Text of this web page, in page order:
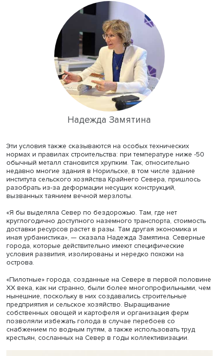
идентифицировать по одному признаку, как и
Речь идет не о климатических или природных
формально очерченной территории Арктической зоны
не везде есть вечная мерзлота или суровые морозы.
Некоторые ученые определяют Север как зону
не случайно в 1970-е гг. обсуждалось, что в некоторых
городах лучше не жить постоянно из-за экстремальных
температур и резких (до 40 мм ртутного столба)
Надежда Замятина
Эти условия также сказываются на особых технических
обычный металл становится хрупким. Так, относительно
недавно многие здания в Норильске, в том числе
института сельского хозяйства Крайнего Севера,
разобрать из-за деформации несущих конструкций,
вызванных таянием вечной мерзлоты.
«Я бы выделяла Север по бездорожью. Там, где нет